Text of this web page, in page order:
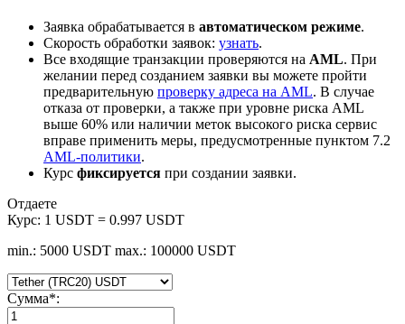
Заявка обрабатывается в автоматическом режиме.
Скорость обработки заявок: узнать.
Все входящие транзакции проверяются на AML. При
желании перед созданием заявки вы можете пройти
предварительную проверку адреса на AML. В случае
отказа от проверки, а также при уровне риска AML
выше 60% или наличии меток высокого риска сервис
вправе применить меры, предусмотренные пунктом 7.2
AML-политики.
Курс фиксируется при создании заявки.
Отдаете
Курс: 1 USDT = 0.997 USDT
min.: 5000 USDT max.: 100000 USDT
Сумма*: